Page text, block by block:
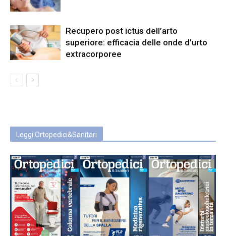
Recupero post ictus dell’arto
superiore: efficacia delle onde d’urto
extracorporee
Leggi Ortopedici&Sanitari